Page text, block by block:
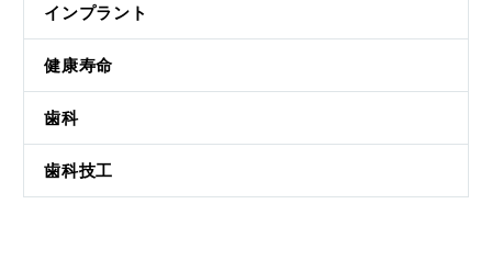
インプラント
健康寿命
歯科
歯科技工